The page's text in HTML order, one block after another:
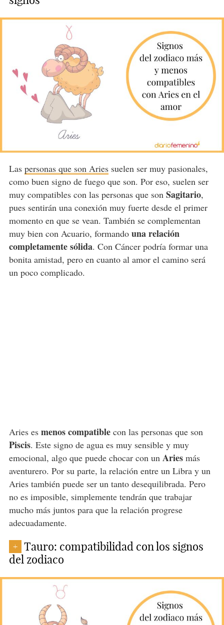
Las personas que son Ariessuelen ser muy pasionales,
como buen signo de fuego que son. Por eso, suelen ser
muy compatibles con las personas que son Sagitario,
pues sentirán una conexión muy fuerte desde el primer
momento en que se vean. También se complementan
muy bien con Acuario, formando una relación
completamente sólida. Con Cáncer podría formar una
bonita amistad, pero en cuanto al amor el camino será
un poco complicado.
Aries es menos compatiblecon las personas que son
Piscis. Este signo de agua es muy sensible y muy
emocional, algo que puede chocar con un Ariesmás
aventurero. Por su parte, la relación entre un Libra y un
Aries también puede ser un tanto desequilibrada. Pero
no es imposible, simplemente tendrán que trabajar
mucho más juntos para que la relación progrese
adecuadamente.
+
Tauro: compatibilidad con los signos
del zodiaco